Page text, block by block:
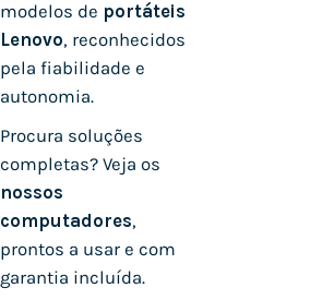
modelos de portáteis
Lenovo, reconhecidos
pela fiabilidade e
autonomia.
Procura soluções
completas? Veja os
nossos
computadores,
prontos a usar e com
garantia incluída.